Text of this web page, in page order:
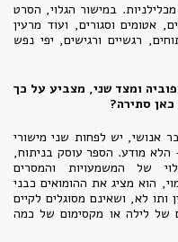
במישור הגלוי, הסרט
אטומים וסגורים, ועוד מרעין
רגשיים ורגישים, יפי נפש
ומצד שני, מצביע על כך
כאן סתירה?
אנושי, יש לפחות שני מישורי
הלא מודע. הספר עוסק בניתוח,
של המשמעויות והמסרים
הוא מציג את ההומואים כבני
לא, ושאינם מסוגלים לקיים
של לילה או מקסימום של כמה